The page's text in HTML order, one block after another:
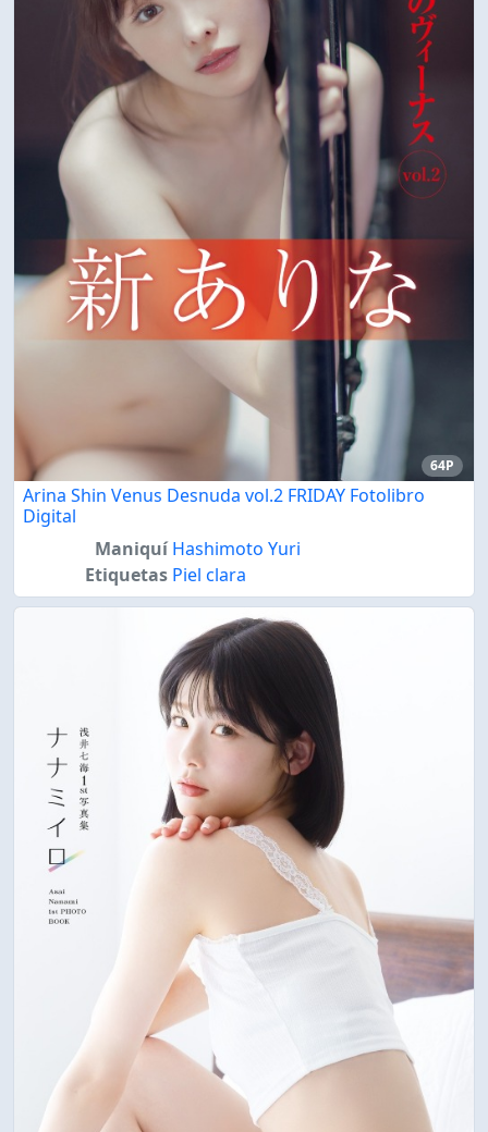
64P
Arina Shin Venus Desnuda vol.2 FRIDAY Fotolibro
Digital
Maniquí Hashimoto Yuri
Etiquetas Piel clara